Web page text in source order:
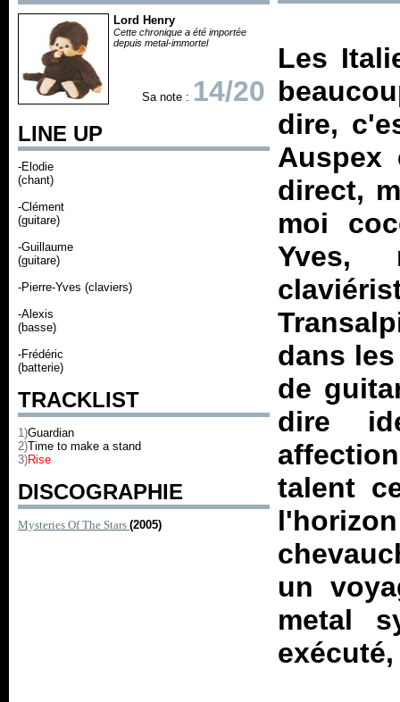
Lord Henry
Cette chronique a été importée
depuis metal-immortel
Sa note : 14/20
LINE UP
-Elodie
(chant)
-Clément
(guitare)
-Guillaume
(guitare)
-Pierre-Yves (claviers)
-Alexis
(basse)
-Frédéric
(batterie)
TRACKLIST
1)Guardian
2)Time to make a stand
3)Rise
DISCOGRAPHIE
Mysteries Of The Stars (2005)
Les
dire,
Auspex
direct,
moi
Yves,
dans
de
dire
talent
un
metal